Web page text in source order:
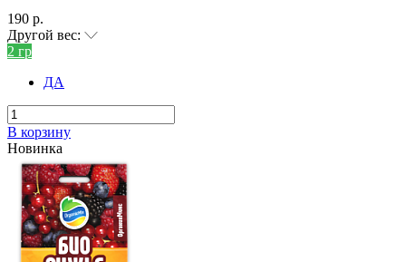
190 р.
Другой вес:
2 гр
ДА
В корзину
Новинка